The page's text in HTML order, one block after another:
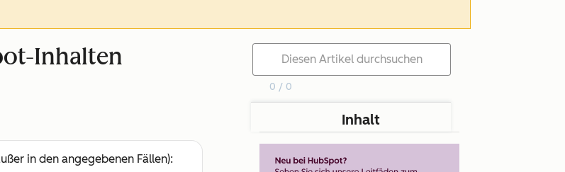
Inhalten
in den angegebenen Fällen):
0 / 0
Inhalt